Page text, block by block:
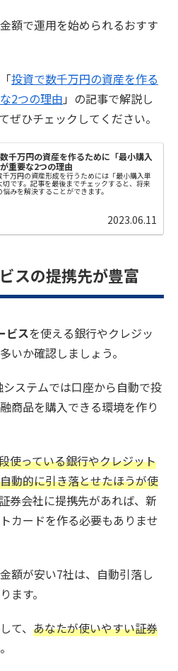
額で運用を始められるおすす
投資で数千万円の資産を作る
2つの理由 」の記事で解説し
ぜひチェックしてください。
千万円の資産を作るために「最小購入
重要な2つの理由
千万円の資産形成を行うためには「最小購入単
切です。記事を最後までチェックすると、将来
悩みを解決することができます。
2023.06.11
スの提携先が豊富
ビスを使える銀行やクレジッ
いか確認しましょう。
ステムでは口座から自動で投
商品を購入できる環境を作り
使っている銀行やクレジット
動的に引き落とせたほうが使
券会社に提携先があれば、新
カードを作る必要もありませ
額が安い7社は、自動引落し
ます。
て、 あなたが使いやすい証券